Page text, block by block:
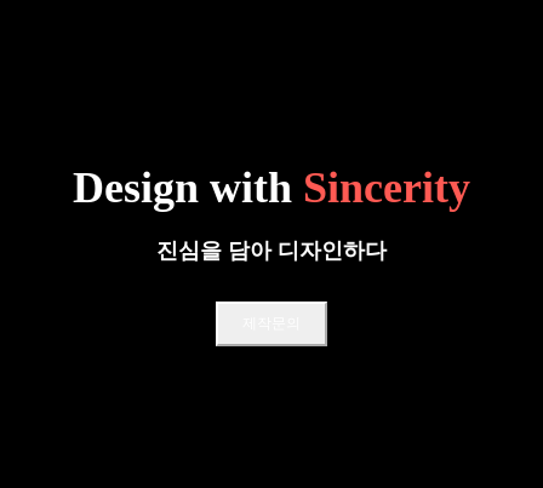
Design with Sincerity
진심을 담아 디자인하다